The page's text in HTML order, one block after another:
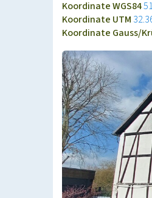
Koordinate WGS84
Koordinate UTM
Koordinate Gauss/